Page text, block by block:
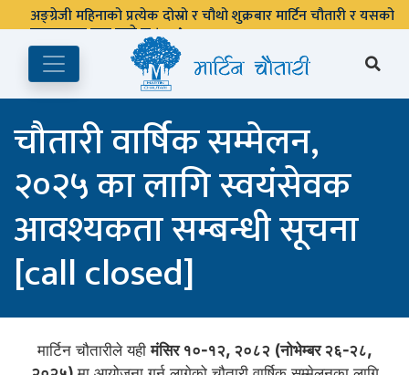
अङ्ग्रेजी महिनाको प्रत्येक दोस्रो र चौथो शुक्रबार मार्टिन चौतारी र यसको
पुस्तकालय बन्द रहने छ ।
चौतारी वार्षिक सम्मेलन,
२०२५ का लागि स्वयंसेवक
आवश्यकता सम्बन्धी सूचना
[call closed]
मार्टिन चौतारीले यहीमंसिर १०-१२, २०८२ (नोभेम्बर २६-२८,